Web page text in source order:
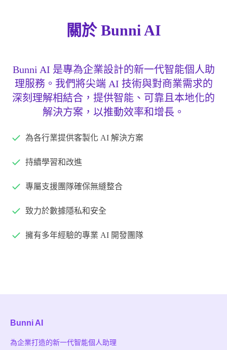
關於 Bunni AI
Bunni AI 是專為企業設計的新一代智能個人助
理服務。我們將尖端 AI 技術與對商業需求的
深刻理解相結合，提供智能、可靠且本地化的
解決方案，以推動效率和增長。
為各行業提供客製化 AI 解決方案
持續學習和改進
專屬支援團隊確保無縫整合
致力於數據隱私和安全
擁有多年經驗的專業 AI 開發團隊
Bunni AI
為企業打造的新一代智能個人助理